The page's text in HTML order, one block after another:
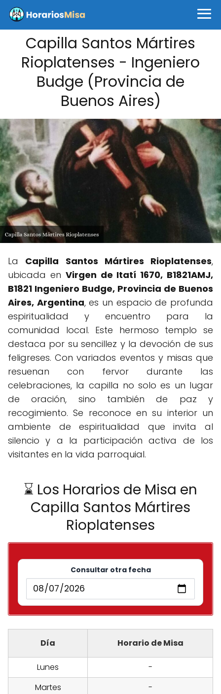
Capilla Santos Mártires
Rioplatenses - Ingeniero
Budge (Provincia de
Buenos Aires)
La Capilla Santos Mártires Rioplatenses,
ubicada en Virgen de Itatí 1670, B1821AMJ,
B1821 Ingeniero Budge, Provincia de Buenos
Aires, Argentina, es un espacio de profunda
espiritualidad y encuentro para la
comunidad local. Este hermoso templo se
destaca por su sencillez y la devoción de sus
feligreses. Con variados eventos y misas que
resuenan con fervor durante las
celebraciones, la capilla no solo es un lugar
de oración, sino también de paz y
recogimiento. Se reconoce en su interior un
ambiente de espiritualidad que invita al
silencio y a la participación activa de los
visitantes en la vida parroquial.
⌛ Los Horarios de Misa en
Capilla Santos Mártires
Rioplatenses
Consultar otra fecha
Día Horario de Misa
Lunes
-
Martes
-